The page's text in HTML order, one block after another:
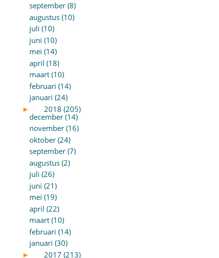
september (8)
augustus (10)
juli (10)
juni (10)
mei (14)
april (18)
maart (10)
februari (14)
januari (24)
►
2018 (205)
december (14)
november (16)
oktober (24)
september (7)
augustus (2)
juli (26)
juni (21)
mei (19)
april (22)
maart (10)
februari (14)
januari (30)
►
2017 (213)